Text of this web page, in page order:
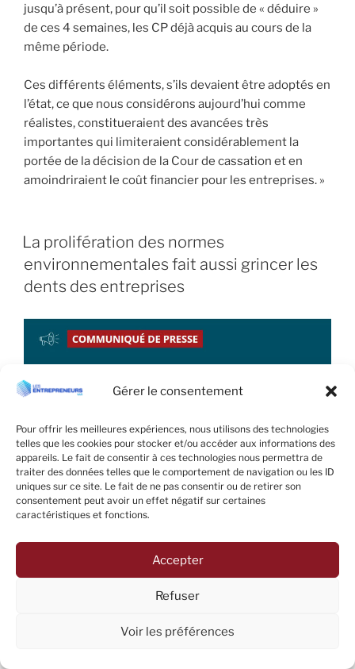
Gérer le consentement
Pour offrir les meilleures expériences, nous utilisons des technologies
telles que les cookies pour stocker et/ou accéder aux informations des
appareils. Le fait de consentir à ces technologies nous permettra de
traiter des données telles que le comportement de navigation ou les ID
uniques sur ce site. Le fait de ne pas consentir ou de retirer son
consentement peut avoir un effet négatif sur certaines
caractéristiques et fonctions.
Accepter
Refuser
Voir les préférences
jusqu’à présent, pour qu’il soit possible de « déduire »
de ces 4 semaines, les CP déjà acquis au cours de la
même période.
Ces différents éléments, s’ils devaient être adoptés en
l’état, ce que nous considérons aujourd’hui comme
réalistes, constitueraient des avancées très
importantes qui limiteraient considérablement la
portée de la décision de la Cour de cassation et en
amoindriraient le coût financier pour les entreprises. »
La prolifération des normes
environnementales fait aussi grincer les
dents des entreprises
Alors que s’ouvre samedi 24 février le Salon
International de l’Agriculture(SIA), la CPME partage
normative. Les entrepreneurs, comme les
agriculteurs, sont convaincus de la nécessité
d’adapter leur manière de travailler pour faire face
aux impératifs de la transition climatique. Ils ont
réclament simplement que ceux-ci soient réalistes